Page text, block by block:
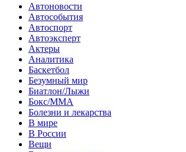
Автоновости
Автособытия
Автоспорт
Автоэксперт
Актеры
Аналитика
Баскетбол
Безумный мир
Биатлон/Лыжи
Бокс/MMA
Болезни и лекарства
В мире
В России
Вещи